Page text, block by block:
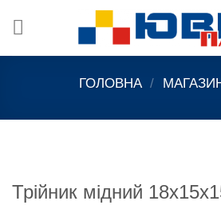
ГОЛОВНА /
Трійник мідний